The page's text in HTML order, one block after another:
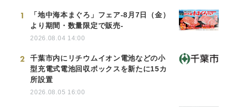
1
「地中海本まぐろ」フェア-8月7日（金）
より期間・数量限定で販売-
2026.08.04 14:00
2
千葉市内にリチウムイオン電池などの小
型充電式電池回収ボックスを新たに15カ
所設置
2026.08.05 16:00